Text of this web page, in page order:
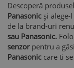
Descoperă
Panasonic și
de la brand-uri
sau Panasonic.
senzorpentru a
Panasonic care ti